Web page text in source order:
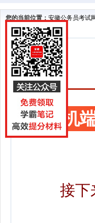
您的当前位置： 安徽公务员考试
手机
接下